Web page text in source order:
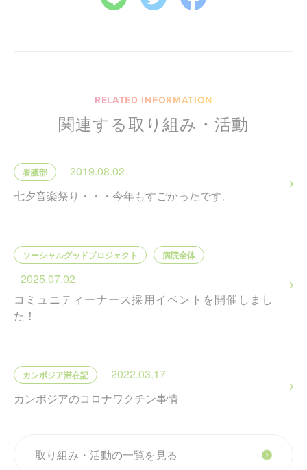
RELATED INFORMATION
関連する取り組み・活動
看護部
2019.08.02
七夕音楽祭り・・・今年もすごかったです。
ソーシャルグッドプロジェクト 病院全体
2025.07.02
コミュニティーナース採用イベントを開催しまし
た！
カンボジア滞在記
2022.03.17
カンボジアのコロナワクチン事情
取り組み・活動の一覧を見る